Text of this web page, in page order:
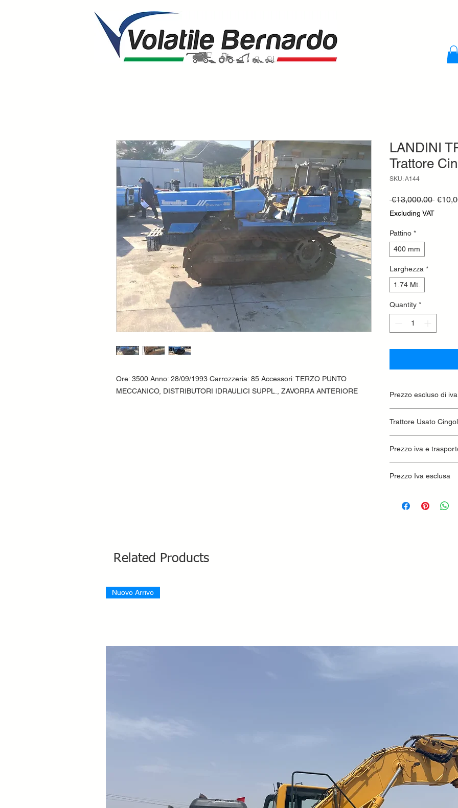
Ore: 3500 Anno: 28/09/1993 Carrozzeria: 85 Accessori: TERZO PUNTO
MECCANICO, DISTRIBUTORI IDRAULICI SUPPL., ZAVORRA ANTERIORE
LANDINI
Trattore
SKU: A144
€13,000.00
Price
Excluding VAT
Pattino *
400 mm
Larghezza *
1.74 Mt.
Quantity *
Prezzo escluso di iva.
Trattore Usato
Prezzo iva e
Prezzo Iva esclusa
Related Products
Nuovo Arrivo